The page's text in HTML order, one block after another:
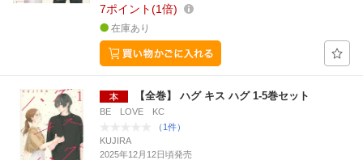
7ポイント 1倍
在庫あり
【全巻】 ハグ キス ハグ 1-5巻セット
BE LOVE KC
（1件）
KUJIRA
2025年12月12日頃発売